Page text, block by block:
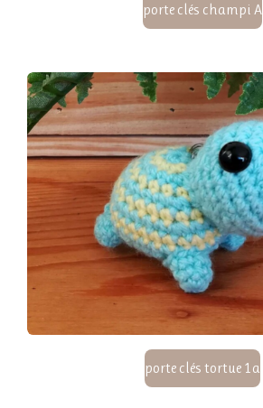
porte clés champi A
porte clés tortue 1a